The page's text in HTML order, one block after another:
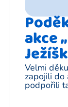
akce
Velmi
zapojili do
podpořili